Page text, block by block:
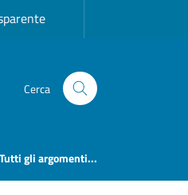
Cerca
Tutti gli argomenti...